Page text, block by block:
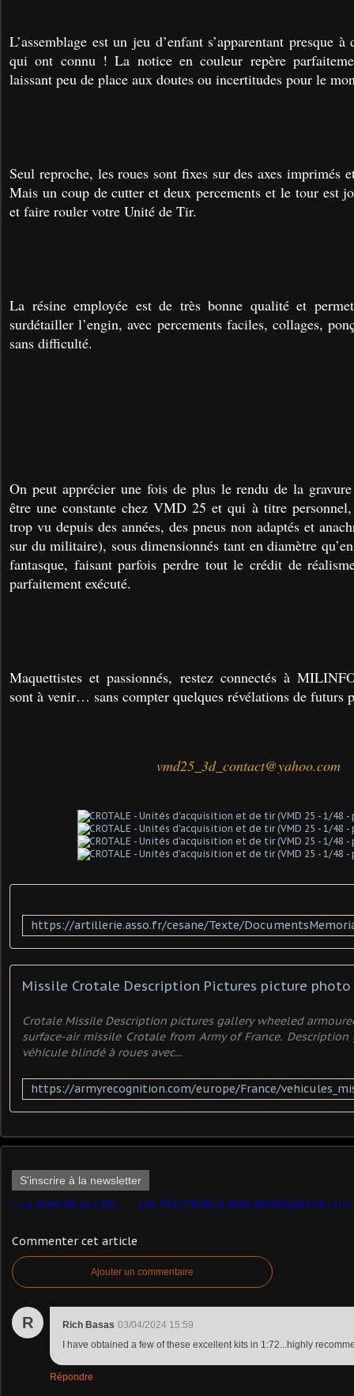
L’assemblage est un jeu d’enfant s’apparentant presque
qui ont connu ! La notice en couleur repère
laissant peu de place aux doutes ou incertitudes pour le
Seul reproche, les roues sont fixes sur des axes imprimés
Mais un coup de cutter et deux percements et le tour est
et faire rouler votre Unité de Tir.
La résine employée est de très bonne qualité et
surdétailler l’engin, avec percements faciles, collages,
sans difficulté.
On peut apprécier une fois de plus le rendu de la
être une constante chez VMD 25 et qui à titre
trop vu depuis des années, des pneus non adaptés et
sur du militaire), sous dimensionnés tant en diamètre
fantasque, faisant parfois perdre tout le crédit de
parfaitement exécuté.
Maquettistes et passionnés, restez connectés à
sont à venir… sans compter quelques révélations de futurs
vmd25_3d_contact@yahoo.com
Crotale Missile Description pictures gallery wheeled
surface-air missile Crotale from Army of France.
véhicule blindé à roues avec...
S'inscrire à la newsletter
La 2ème DB au 1:87 (REE Modèles)
Commenter cet article
Ajouter un commentaire
R Rich Basas 03/04/2024 15:59
I have obtained a few of these excellent kits in 1:72...highly
Répondre